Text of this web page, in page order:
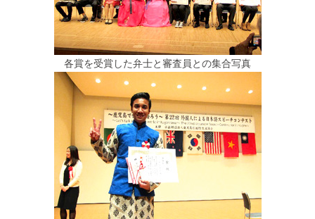
各賞を受賞した弁士と審査員との集合写真